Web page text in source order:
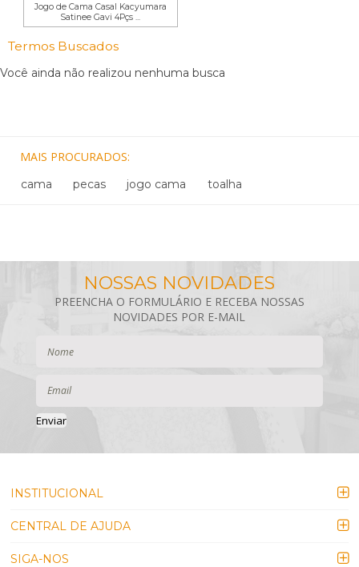
Jogo de Cama Casal Kacyumara
Satinee Gavi 4Pçs ...
Termos Buscados
Você ainda não realizou nenhuma busca
MAIS PROCURADOS
cama pecas jogo cama toalha
Enviar
INSTITUCIONAL
CENTRAL DE AJUDA
SIGA-NOS